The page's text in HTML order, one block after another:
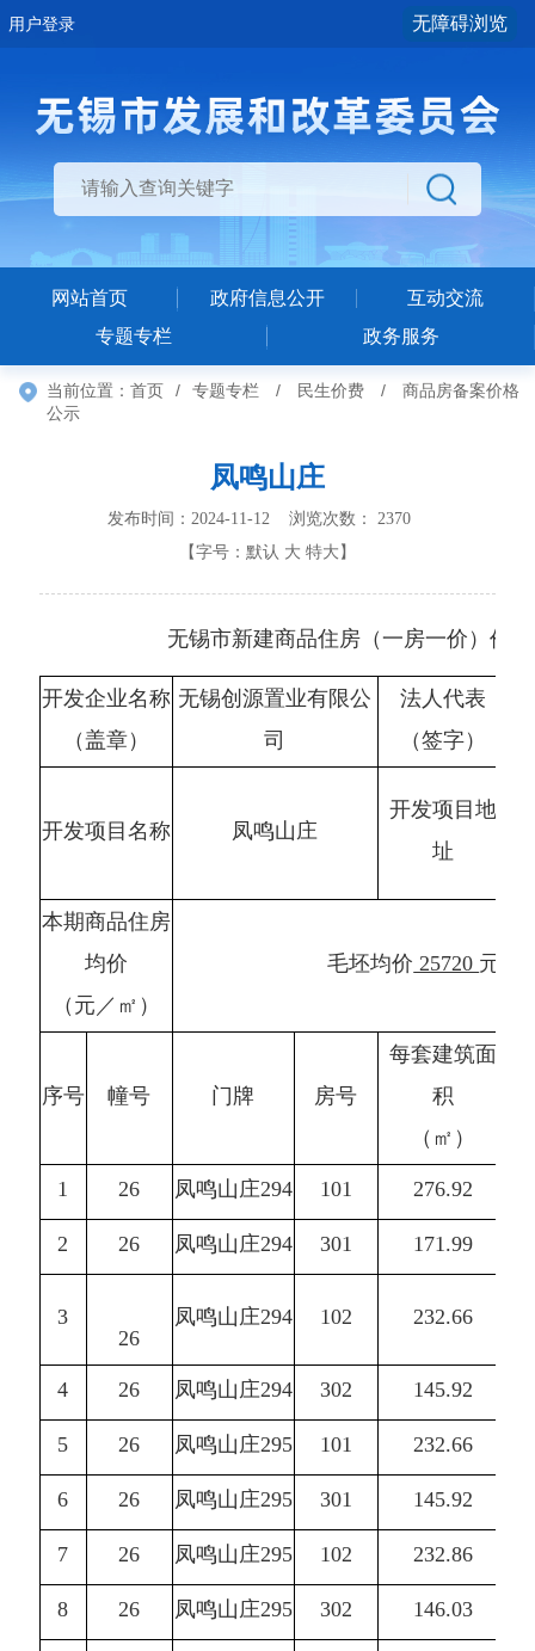
用户登录 无障碍浏览
网站首页 政府信息公开
互动交流
专题专栏
政务服务
当前位置： 首页 / 专题专栏 / 民生价费 /
商品房备案价格
公示
凤鸣山庄
发布时间：2024-11-12 浏览次数：2370
【字号： 默认 大 特大 】
无锡市新建商品住房（一房一价）价
开发企业名称
（盖章）
无锡创源置业有限公
司
法人代表
（签字）
开发项目名称 凤鸣山庄
开发项目地
址
本期商品住房
均价
（元／㎡）
毛坯均价 25720 元/平
序号 幢号 门牌 房号
每套建筑面
积
（㎡）
1 26 凤鸣山庄294 101 276.92
2 26 凤鸣山庄294 301 171.99
3
26
凤鸣山庄294 102 232.66
4 26 凤鸣山庄294 302 145.92
5 26 凤鸣山庄295 101 232.66
6 26 凤鸣山庄295 301 145.92
7 26 凤鸣山庄295 102 232.86
8 26 凤鸣山庄295 302 146.03